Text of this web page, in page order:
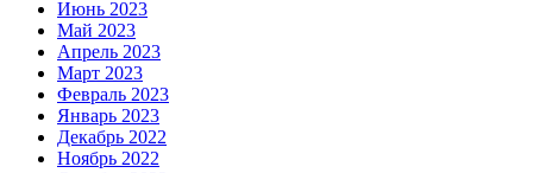
Июнь 2023
Май 2023
Апрель 2023
Март 2023
Февраль 2023
Январь 2023
Декабрь 2022
Ноябрь 2022